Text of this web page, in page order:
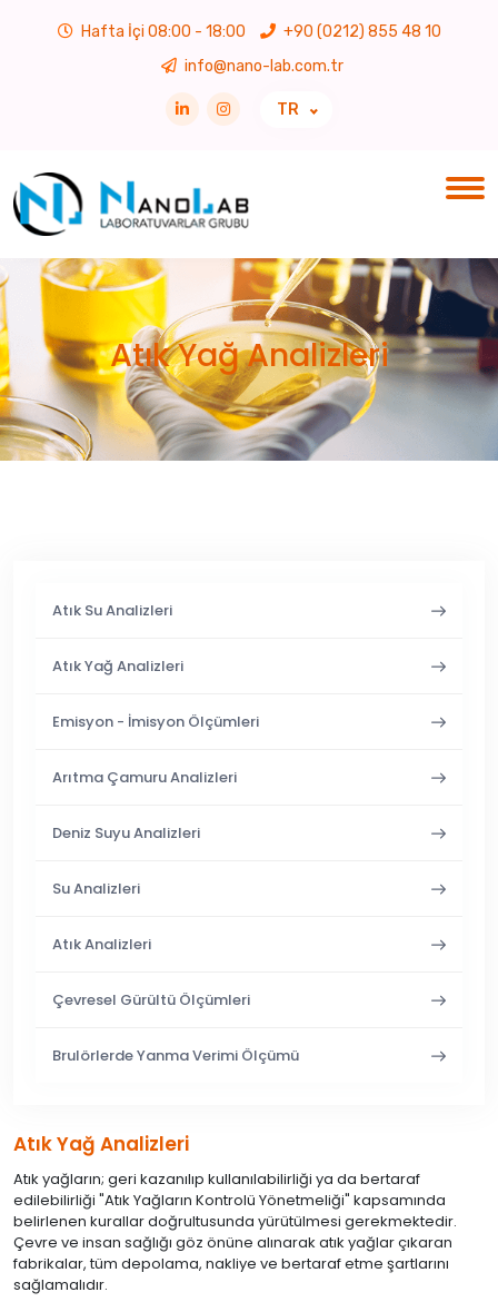
Hafta İçi 08:00 - 18:00
+90 (0212) 855 48 10
info@nano-lab.com.tr
TR
Atık Yağ Analizleri
Atık Su Analizleri
Atık Yağ Analizleri
Emisyon - İmisyon Ölçümleri
Arıtma Çamuru Analizleri
Deniz Suyu Analizleri
Su Analizleri
Atık Analizleri
Çevresel Gürültü Ölçümleri
Brulörlerde Yanma Verimi Ölçümü
Atık Yağ Analizleri
Atık yağların; geri kazanılıp kullanılabilirliği ya da bertaraf
edilebilirliği "Atık Yağların Kontrolü Yönetmeliği" kapsamında
belirlenen kurallar doğrultusunda yürütülmesi gerekmektedir.
Çevre ve insan sağlığı göz önüne alınarak atık yağlar çıkaran
fabrikalar, tüm depolama, nakliye ve bertaraf etme şartlarını
sağlamalıdır.